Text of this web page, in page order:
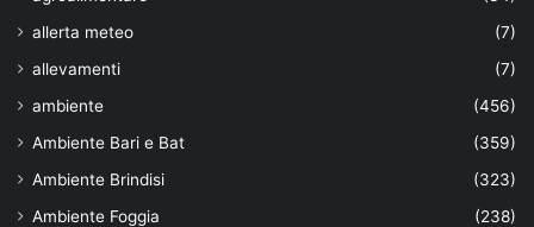
allerta meteo
(7)
allevamenti
(7)
ambiente
(456)
Ambiente Bari e Bat
(359)
Ambiente Brindisi
(323)
Ambiente Foggia
(238)